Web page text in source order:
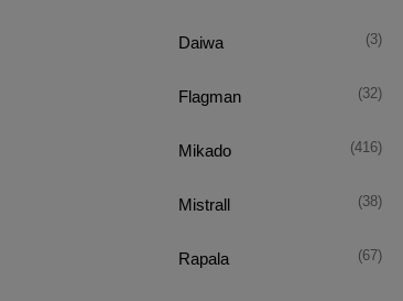
Daiwa (3)
Flagman (32)
Mikado (416)
Mistrall (38)
Rapala (67)